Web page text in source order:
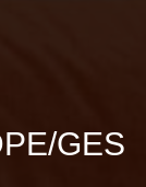
GES